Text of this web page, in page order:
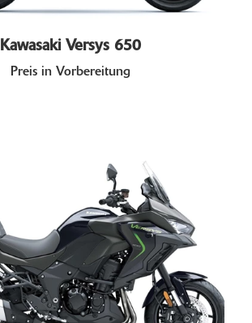
Kawasaki Versys 650
Preis in Vorbereitung